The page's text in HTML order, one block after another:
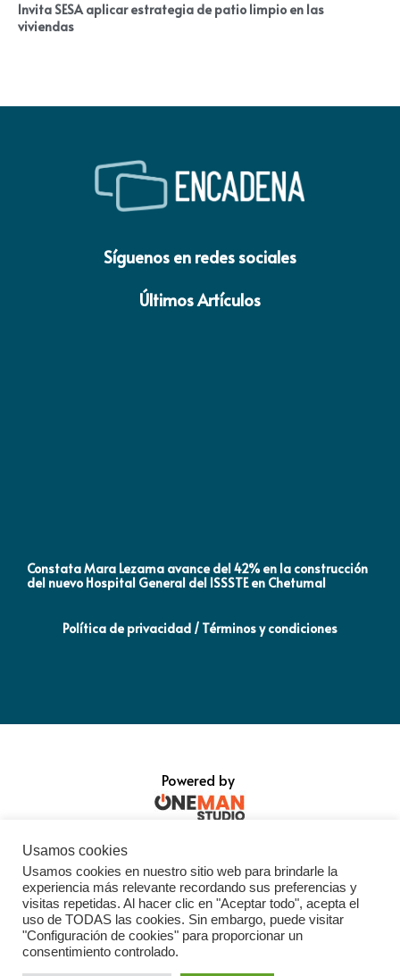
Invita SESA aplicar estrategia de patio limpio en las
viviendas
Síguenos en redes sociales
Últimos Artículos
Constata Mara Lezama avance del 42% en la construcción
del nuevo Hospital General del ISSSTE en Chetumal
Política de privacidad / Términos y condiciones
Powered by
Usamos cookies
Usamos cookies en nuestro sitio web para brindarle la
experiencia más relevante recordando sus preferencias y
visitas repetidas. Al hacer clic en "Aceptar todo", acepta el
uso de TODAS las cookies. Sin embargo, puede visitar
"Configuración de cookies" para proporcionar un
consentimiento controlado.